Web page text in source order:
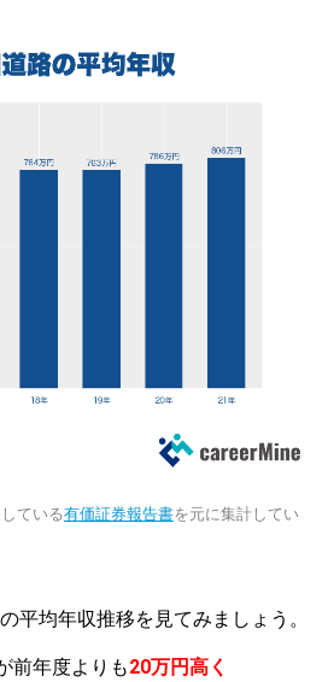
ている有価証券報告書を元に集計してい
平均年収推移を見てみましょう。
前年度よりも20万円高く